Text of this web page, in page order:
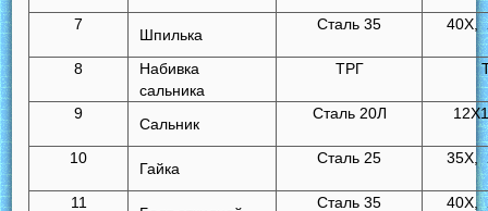
7
Шпилька
Сталь 35 40Х,
8
Набивка
сальника
ТРГ
9
Сальник
Сталь 20Л
10
Гайка
Сталь 25 35Х,
11 Сталь 35 40Х,